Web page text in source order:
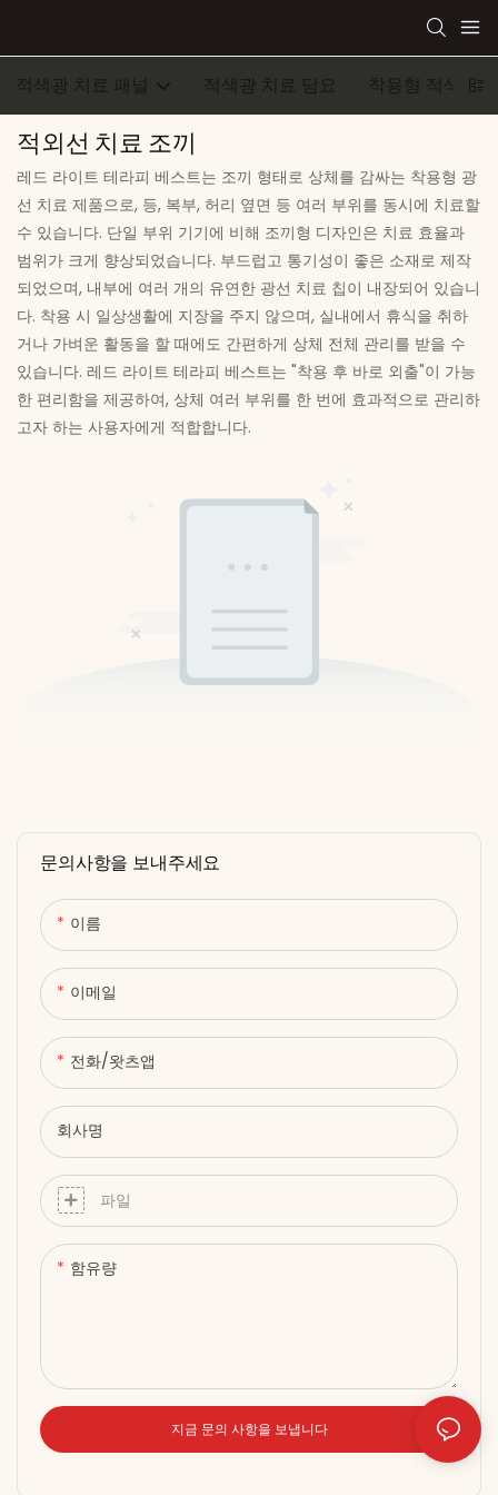
적색광 치료 패널 적색광 치료 담요 착용형 적색광
적외선 치료 조끼
레드 라이트 테라피 베스트는 조끼 형태로 상체를 감싸는 착용형 광
선 치료 제품으로, 등, 복부, 허리 옆면 등 여러 부위를 동시에 치료할
수 있습니다. 단일 부위 기기에 비해 조끼형 디자인은 치료 효율과
범위가 크게 향상되었습니다. 부드럽고 통기성이 좋은 소재로 제작
되었으며, 내부에 여러 개의 유연한 광선 치료 칩이 내장되어 있습니
다. 착용 시 일상생활에 지장을 주지 않으며, 실내에서 휴식을 취하
거나 가벼운 활동을 할 때에도 간편하게 상체 전체 관리를 받을 수
있습니다. 레드 라이트 테라피 베스트는 "착용 후 바로 외출"이 가능
한 편리함을 제공하여, 상체 여러 부위를 한 번에 효과적으로 관리하
고자 하는 사용자에게 적합합니다.
문의사항을 보내주세요
이름
이메일
전화/왓츠앱
회사명
파일
함유량
지금 문의 사항을 보냅니다